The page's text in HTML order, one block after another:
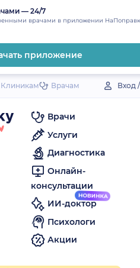
to
content
— 24/7
врачами в приложении
приложение
Клиникам Врачам Вход
Врачи
Услуги
Диагностика
Онлайн-
консультации
ИИ-доктор
Психологи
Акции